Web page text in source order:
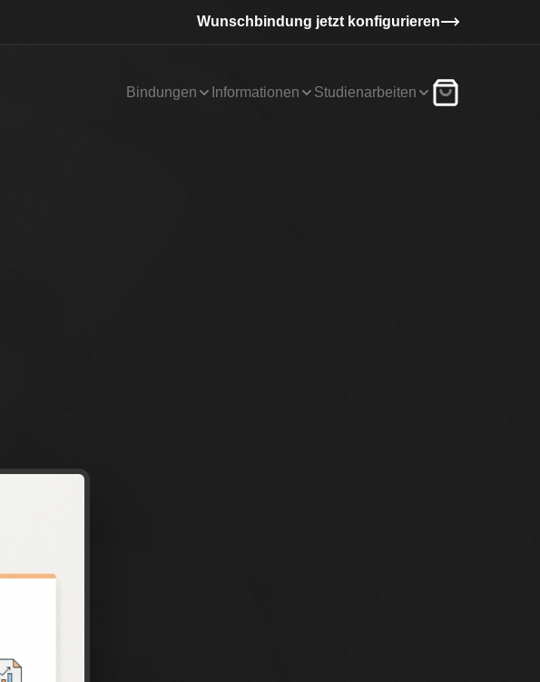
Wunschbindung jetzt konfigurieren
Bindungen Informationen Studienarbeiten